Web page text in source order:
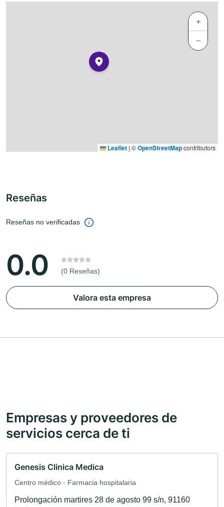
+
−
Leaflet | ©OpenStreetMapcontributors
Reseñas
Reseñas no verificadas
0.0 (0 Reseñas)
Valora esta empresa
Empresas y proveedores de
servicios cerca de ti
Genesis Clinica Medica
Centro médico · Farmacia hospitalaria
Prolongación martires 28 de agosto 99 s/n, 91160